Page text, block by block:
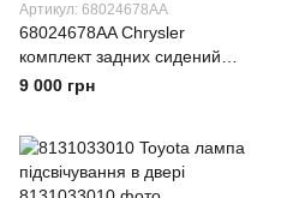
Артикул: 68024678AA
68024678AA Chrysler
комплект задних сидений
кожа
9 000 грн